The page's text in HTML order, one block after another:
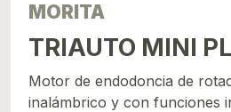
MORITA
TRIAUTO MINI
Motor de endodoncia de
inalámbrico y con funciones